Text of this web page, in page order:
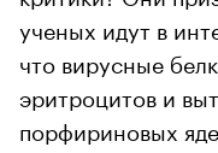
ученых идут в
что вирусные
эритроцитов и
порфириновых